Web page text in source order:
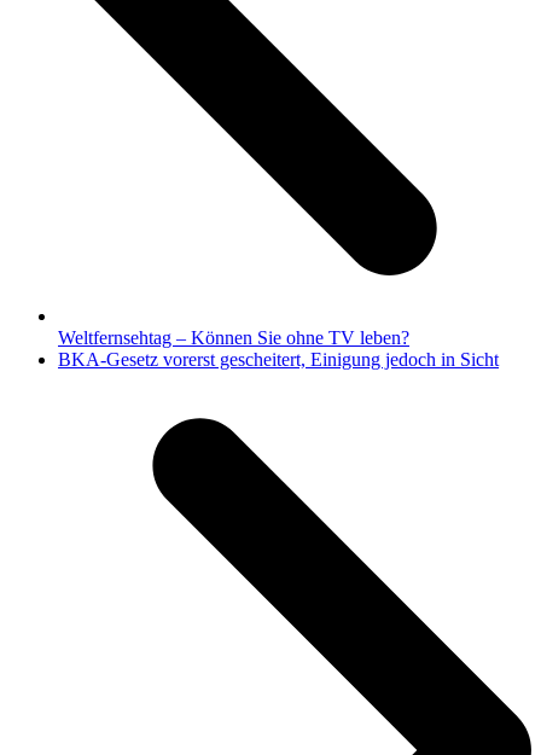
Weltfernsehtag – Können Sie ohne TV leben?
Nächster
BKA-Gesetz vorerst gescheitert, Einigung jedoch in Sicht